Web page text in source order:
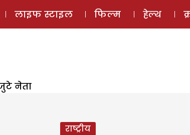
ई-मैगज़ीन
लाइफ स्टाइल फिल्म हेल्थ
नेता
राष्ट्रीय